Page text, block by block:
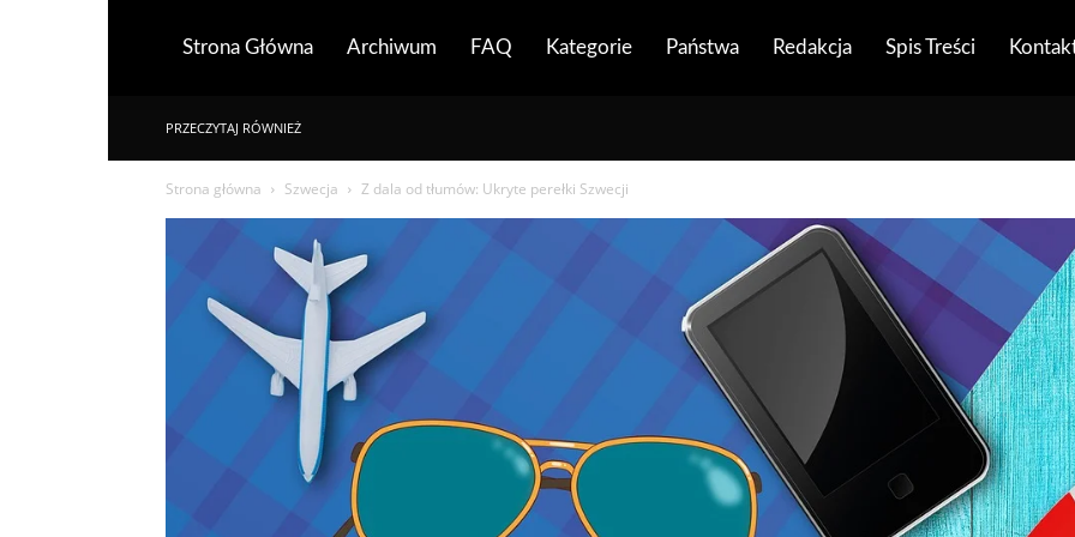
Strona Główna Archiwum FAQ Kategorie Państwa Redakcja Spis Treści
PRZECZYTAJ RÓWNIEŻ
Strona główna Szwecja Z dala od tłumów: Ukryte perełki Szwecji